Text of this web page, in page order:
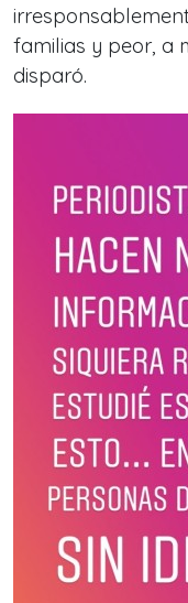
familias y peor, a
disparó.